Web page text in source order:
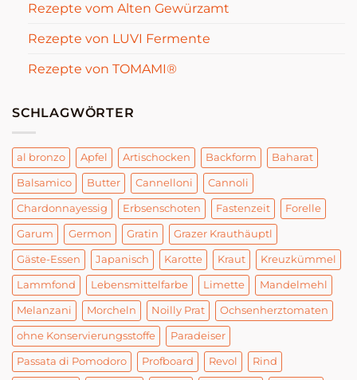
Rezepte vom Alten Gewürzamt
Rezepte von LUVI Fermente
Rezepte von TOMAMI®
SCHLAGWÖRTER
al bronzo Apfel Artischocken Backform Baharat
Balsamico Butter Cannelloni Cannoli
Chardonnayessig Erbsenschoten Fastenzeit Forelle
Garum Germon Gratin Grazer Krauthäuptl
Gäste-Essen Japanisch Karotte Kraut Kreuzkümmel
Lammfond Lebensmittelfarbe Limette Mandelmehl
Melanzani Morcheln Noilly Prat Ochsenherztomaten
ohne Konservierungsstoffe Paradeiser
Passata di Pomodoro Profboard Revol Rind